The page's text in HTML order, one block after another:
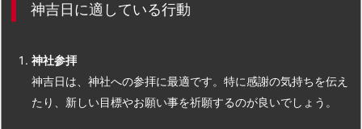
神吉日に適している行動
神社参拝
神吉日は、神社への参拝に最適です。特に感謝の気持ちを伝え
たり、新しい目標やお願い事を祈願するのが良いでしょう。